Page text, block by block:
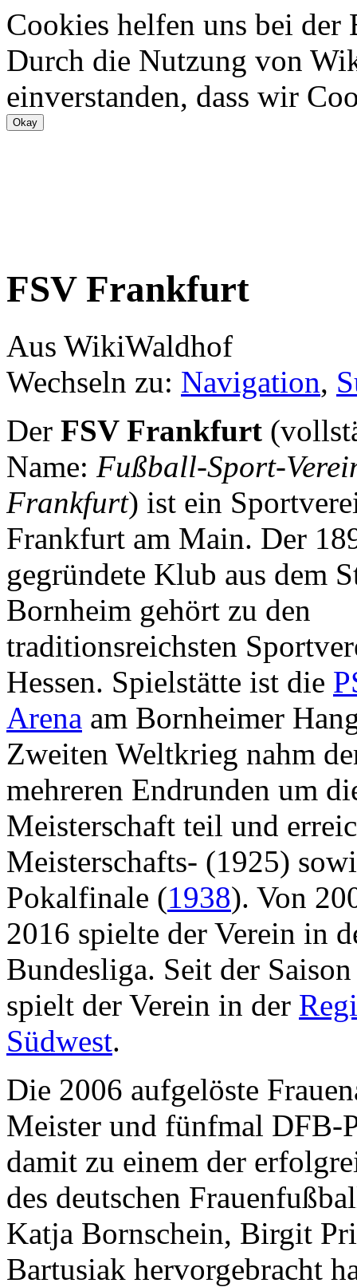
Cookies helfen uns bei
Durch die Nutzung von
einverstanden, dass wir
FSV Frankfurt
Aus WikiWaldhof
Wechseln zu: Navigation,
Der FSV Frankfurt
Name: Fußball-Sport-
Frankfurt) ist ein
Frankfurt am Main. Der
gegründete Klub aus dem
Bornheim gehört zu den
traditionsreichsten
Hessen. Spielstätte ist die
Arena am Bornheimer
Zweiten Weltkrieg nahm
mehreren Endrunden um
Meisterschaft teil und
Meisterschafts- (1925)
Pokalfinale (1938). Von
2016 spielte der Verein in
Bundesliga. Seit der
spielt der Verein in der
Südwest.
Die 2006 aufgelöste
Meister und fünfmal DFB-
damit zu einem der
des deutschen
Katja Bornschein, Birgit
Bartusiak hervorgebracht